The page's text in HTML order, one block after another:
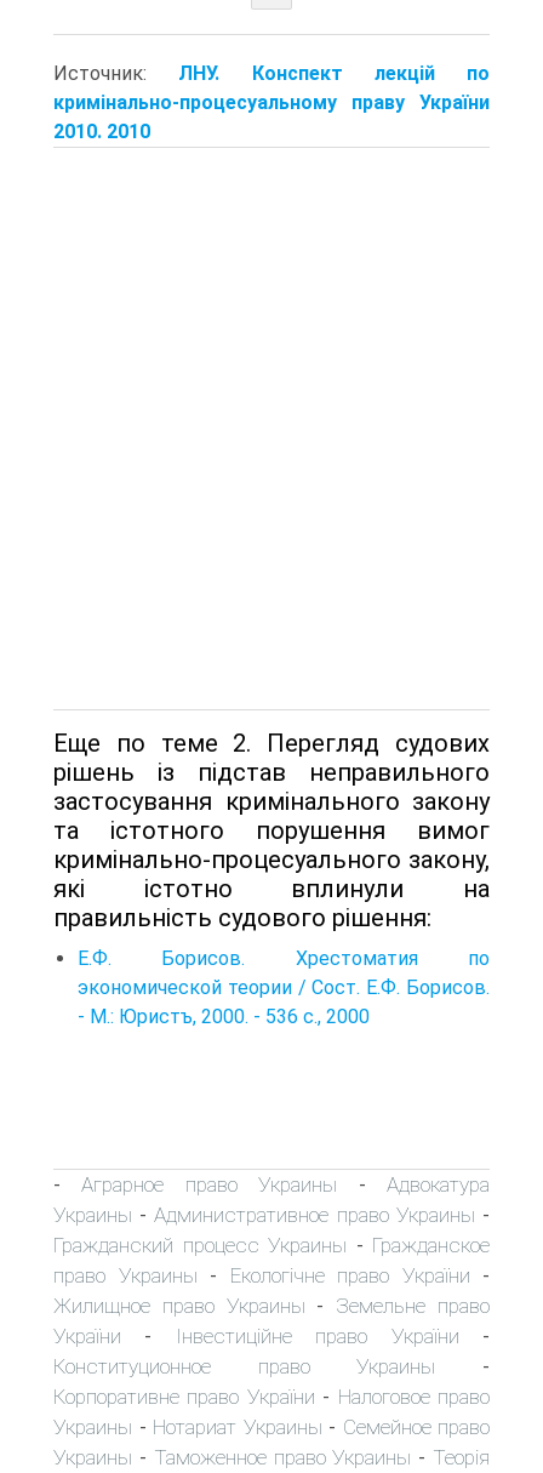
Источник: ЛНУ. Конспект лекцій по
кримінально-процесуальному праву України
2010. 2010
Еще по теме 2. Перегляд судових
рішень із підстав неправильного
застосування кримінального закону
та істотного порушення вимог
кримінально-процесуального закону,
які істотно вплинули на
правильність судового рішення:
Е.Ф. Борисов. Хрестоматия по
экономической теории / Сост. Е.Ф. Борисов.
- М.: Юристъ, 2000. - 536 с., 2000
-Аграрное право Украины -Адвокатура
Украины -Административное право Украины -
Гражданский процесс Украины - Гражданское
право Украины - Екологічне право України -
Жилищное право Украины - Земельне право
України - Інвестиційне право України -
Конституционное право Украины -
Корпоративне право України - Налоговое право
Украины - Нотариат Украины - Семейное право
Украины - Таможенное право Украины - Теорія